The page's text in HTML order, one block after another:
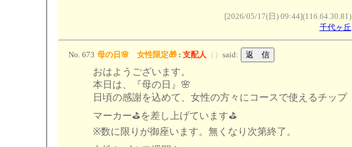
[2026/05/17(日) 09:44](116.64.30.81)
千代ヶ丘
No. 673 母の日🌸 女性限定🎁: 支配人 （ ） said:
おはようございます。
本日は、『母の日』🌸
日頃の感謝を込めて、女性の方々にコースで使えるチップ
マーカー⛳️を差し上げています⛳️
※数に限りが御座います。無くなり次第終了。